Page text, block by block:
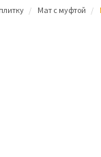
Мат с муфтой